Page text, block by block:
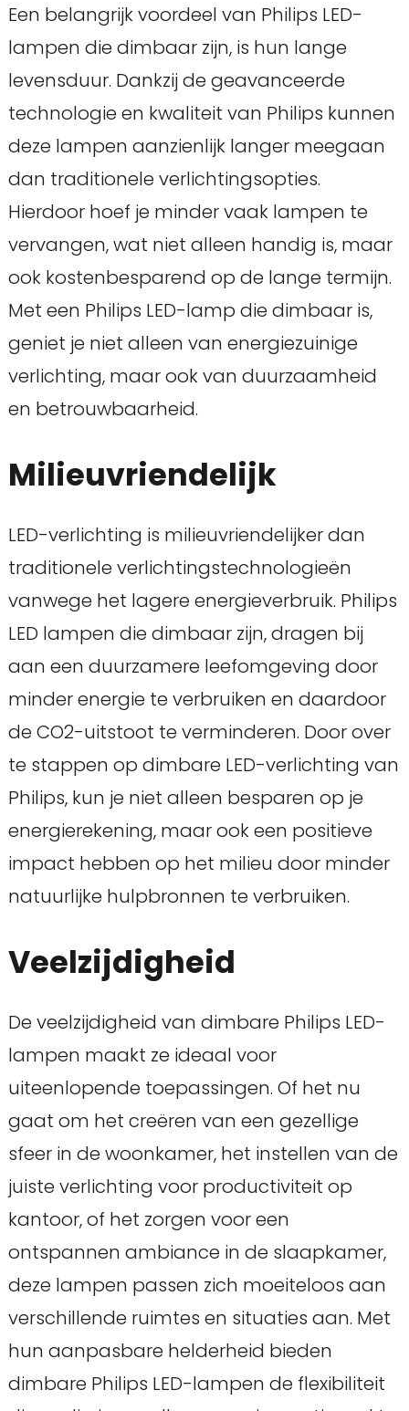
Een belangrijk voordeel van Philips LED-
lampen die dimbaar zijn, is hun lange
levensduur. Dankzij de geavanceerde
technologie en kwaliteit van Philips kunnen
deze lampen aanzienlijk langer meegaan
dan traditionele verlichtingsopties.
Hierdoor hoef je minder vaak lampen te
vervangen, wat niet alleen handig is, maar
ook kostenbesparend op de lange termijn.
Met een Philips LED-lamp die dimbaar is,
geniet je niet alleen van energiezuinige
verlichting, maar ook van duurzaamheid
en betrouwbaarheid.
Milieuvriendelijk
LED-verlichting is milieuvriendelijker dan
traditionele verlichtingstechnologieën
vanwege het lagere energieverbruik. Philips
LED lampen die dimbaar zijn, dragen bij
aan een duurzamere leefomgeving door
minder energie te verbruiken en daardoor
de CO2-uitstoot te verminderen. Door over
te stappen op dimbare LED-verlichting van
Philips, kun je niet alleen besparen op je
energierekening, maar ook een positieve
impact hebben op het milieu door minder
natuurlijke hulpbronnen te verbruiken.
Veelzijdigheid
De veelzijdigheid van dimbare Philips LED-
lampen maakt ze ideaal voor
uiteenlopende toepassingen. Of het nu
gaat om het creëren van een gezellige
sfeer in de woonkamer, het instellen van de
juiste verlichting voor productiviteit op
kantoor, of het zorgen voor een
ontspannen ambiance in de slaapkamer,
deze lampen passen zich moeiteloos aan
verschillende ruimtes en situaties aan. Met
hun aanpasbare helderheid bieden
dimbare Philips LED-lampen de flexibiliteit